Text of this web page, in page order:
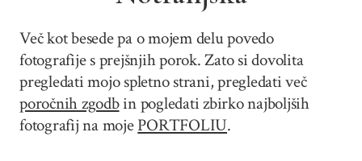
Več kot besede pa o mojem delu povedo
fotografije s prejšnjih porok. Zato si dovolita
pregledati mojo spletno strani, pregledati več
poročnih zgodbin pogledati zbirko najboljših
fotografij na mojePORTFOLIU.